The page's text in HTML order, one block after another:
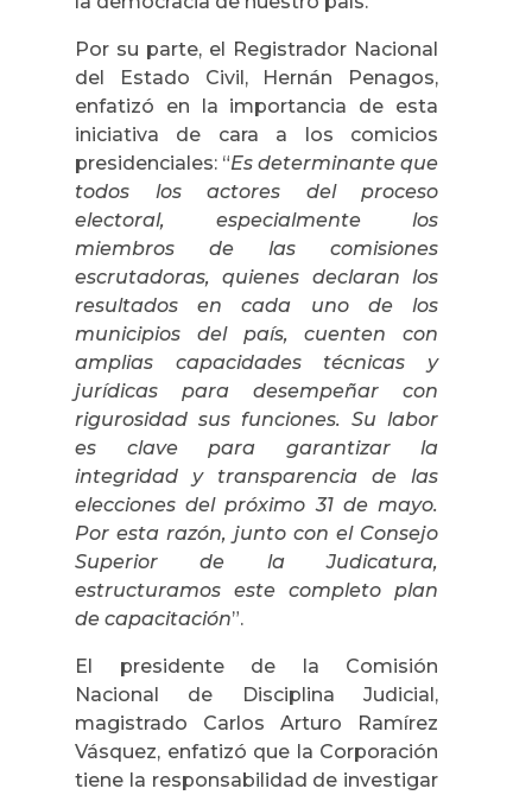
Por su parte, el Registrador Nacional
del Estado Civil, Hernán Penagos,
enfatizó en la importancia de esta
iniciativa de cara a los comicios
presidenciales: “Es determinante que
todos los actores del proceso
electoral, especialmente los
miembros de las comisiones
escrutadoras, quienes declaran los
resultados en cada uno de los
municipios del país, cuenten con
amplias capacidades técnicas y
jurídicas para desempeñar con
rigurosidad sus funciones. Su labor
es clave para garantizar la
integridad y transparencia de las
elecciones del próximo 31 de mayo.
Por esta razón, junto con el Consejo
Superior de la Judicatura,
estructuramos este completo plan
de capacitación”.
El presidente de la Comisión
Nacional de Disciplina Judicial,
magistrado Carlos Arturo Ramírez
Vásquez, enfatizó que la Corporación
tiene la responsabilidad de investigar